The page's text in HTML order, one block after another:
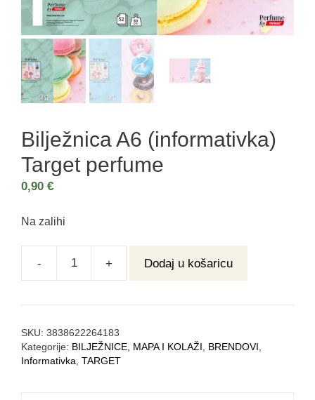
Bilježnica A6 (informativka)
Target perfume
0,90 €
Na zalihi
- + Dodaj u košaricu
SKU: 3838622264183
Kategorije: BILJEŽNICE, MAPA I KOLAŽI , BRENDOVI ,
Informativka, TARGET